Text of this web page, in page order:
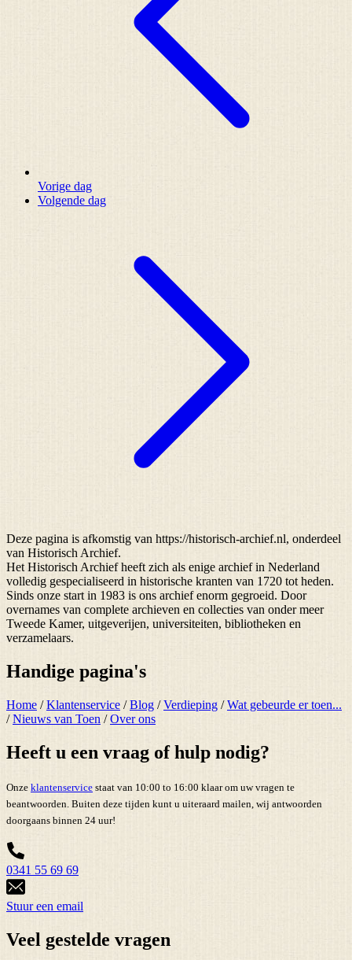
Vorige dag
Volgende dag
Deze pagina is afkomstig van https://historisch-archief.nl, onderdeel
van Historisch Archief.
Het Historisch Archief heeft zich als enige archief in Nederland
volledig gespecialiseerd in historische kranten van 1720 tot heden.
Sinds onze start in 1983 is ons archief enorm gegroeid. Door
overnames van complete archieven en collecties van onder meer
Tweede Kamer, uitgeverijen, universiteiten, bibliotheken en
verzamelaars.
Handige pagina's
Home /Klantenservice /Blog /Verdieping /Wat gebeurde er toen...
/Nieuws van Toen /Over ons
Heeft u een vraag of hulp nodig?
Onze klantenservice staat van 10:00 to 16:00 klaar om uw vragen te
beantwoorden. Buiten deze tijden kunt u uiteraard mailen, wij antwoorden
doorgaans binnen 24 uur!
0341 55 69 69
Stuur een email
Veel gestelde vragen